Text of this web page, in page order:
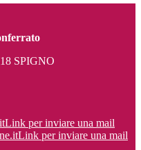
SPIGNO
Link per inviare una mail
Link per inviare una mail